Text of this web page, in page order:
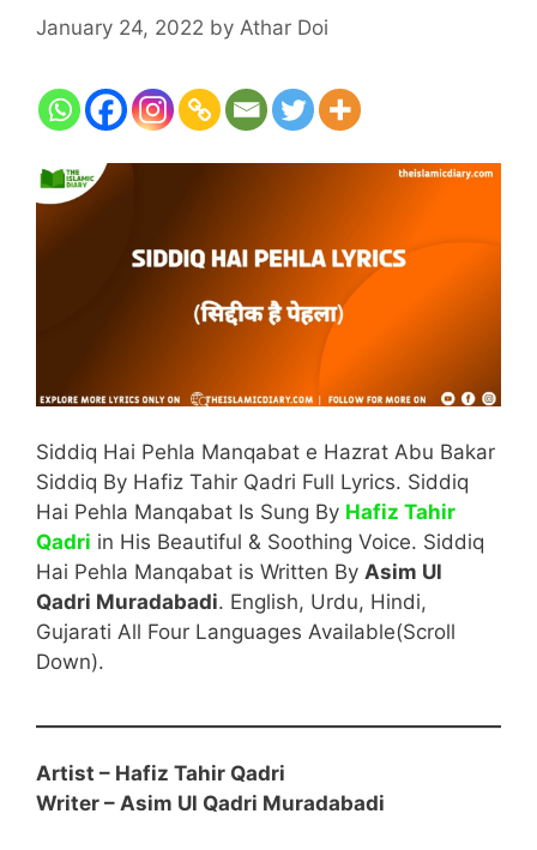
January 24, 2022 by Athar Doi
Siddiq Hai Pehla Manqabat e Hazrat Abu Bakar
Siddiq By Hafiz Tahir Qadri Full Lyrics. Siddiq
Hai Pehla Manqabat Is Sung By Hafiz Tahir
Qadri in His Beautiful & Soothing Voice. Siddiq
Hai Pehla Manqabat is Written By Asim Ul
Qadri Muradabadi. English, Urdu, Hindi,
Gujarati All Four Languages Available(Scroll
Down).
Artist – Hafiz Tahir Qadri
Writer – Asim Ul Qadri Muradabadi